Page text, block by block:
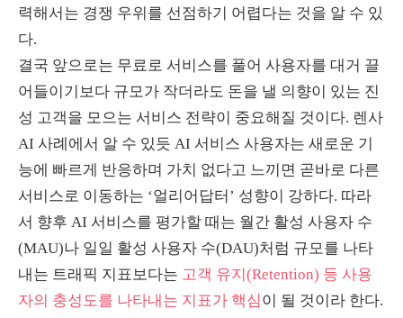
력해서는 경쟁 우위를 선점하기 어렵다는 것을 알 수 있
다.
결국 앞으로는 무료로 서비스를 풀어 사용자를 대거 끌
어들이기보다 규모가 작더라도 돈을 낼 의향이 있는 진
성 고객을 모으는 서비스 전략이 중요해질 것이다. 렌사
AI 사례에서 알 수 있듯 AI 서비스 사용자는 새로운 기
능에 빠르게 반응하며 가치 없다고 느끼면 곧바로 다른
서비스로 이동하는 ‘얼리어답터’ 성향이 강하다. 따라
서 향후 AI 서비스를 평가할 때는 월간 활성 사용자 수
(MAU)나 일일 활성 사용자 수(DAU)처럼 규모를 나타
내는 트래픽 지표보다는 고객 유지(Retention) 등 사용
자의 충성도를 나타내는 지표가 핵심이 될 것이라 한다.